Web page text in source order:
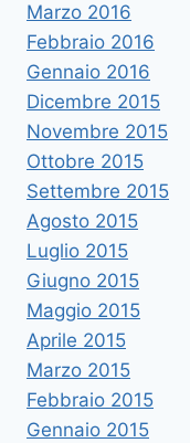
Marzo 2016
Febbraio 2016
Gennaio 2016
Dicembre 2015
Novembre 2015
Ottobre 2015
Settembre 2015
Agosto 2015
Luglio 2015
Giugno 2015
Maggio 2015
Aprile 2015
Marzo 2015
Febbraio 2015
Gennaio 2015